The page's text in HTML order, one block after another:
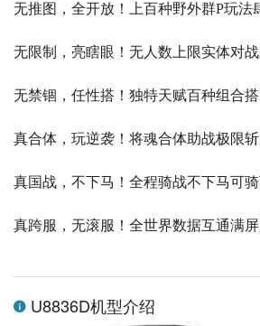
无推图，全开放！上百种野外群P玩法
无限制，亮瞎眼！无人数上限实体对
无禁锢，任性搭！独特天赋百种组合
真合体，玩逆袭！将魂合体助战极限
真国战，不下马！全程骑战不下马可
真跨服，无滚服！全世界数据互通满
U8836D机型介绍